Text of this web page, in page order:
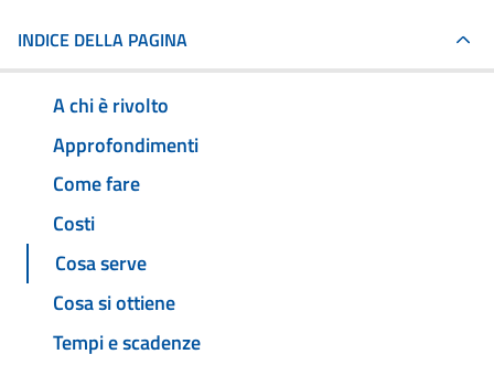
INDICE DELLA PAGINA
A chi è rivolto
Approfondimenti
Come fare
Costi
Cosa serve
Cosa si ottiene
Tempi e scadenze